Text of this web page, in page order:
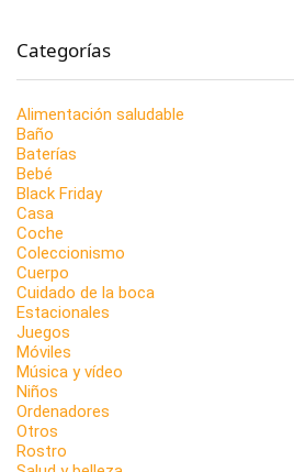
Categorías
Alimentación saludable
Baño
Baterías
Bebé
Black Friday
Casa
Coche
Coleccionismo
Cuerpo
Cuidado de la boca
Estacionales
Juegos
Móviles
Música y vídeo
Niños
Ordenadores
Otros
Rostro